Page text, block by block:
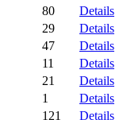
80
Details
29
Details
47
Details
11
Details
21
Details
1
Details
121
Details